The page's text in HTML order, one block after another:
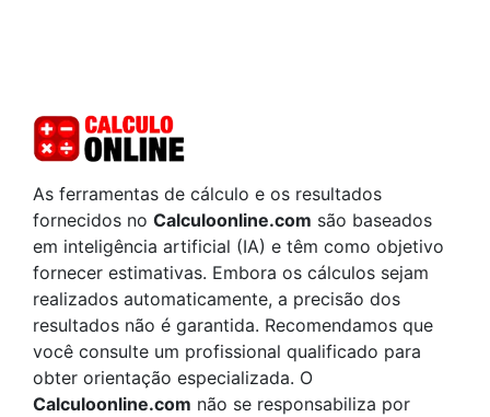
As ferramentas de cálculo e os resultados
fornecidos no Calculoonline.com são baseados
em inteligência artificial (IA) e têm como objetivo
fornecer estimativas. Embora os cálculos sejam
realizados automaticamente, a precisão dos
resultados não é garantida. Recomendamos que
você consulte um profissional qualificado para
obter orientação especializada. O
Calculoonline.com não se responsabiliza por